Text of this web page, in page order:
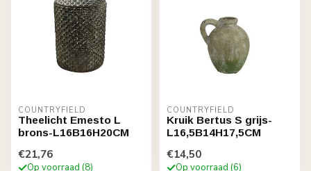
COUNTRYFIELD
Theelicht Emesto L
brons-L16B16H20CM
€21,76
Op voorraad (8)
COUNTRYFIELD
Kruik Bertus S grijs-
L16,5B14H17,5CM
€14,50
Op voorraad (6)